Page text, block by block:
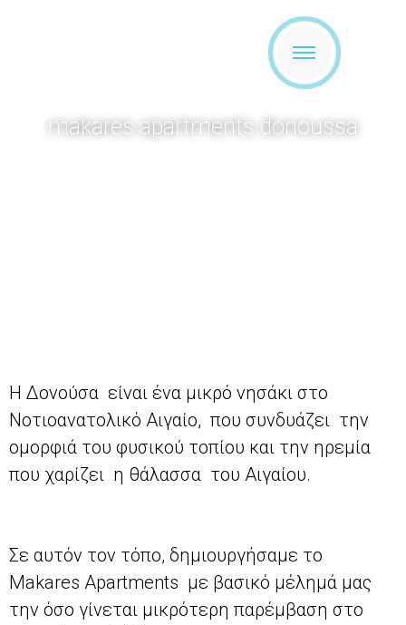
makares apartments donoussa
Η Δονούσα είναι ένα μικρό νησάκι στο
Νοτιοανατολικό Αιγαίο, που συνδυάζει την
ομορφιά του φυσικού τοπίου και την ηρεμία
που χαρίζει η θάλασσα του Αιγαίου.
Σε αυτόν τον τόπο, δημιουργήσαμε το
Makares Apartments με βασικό μέλημά μας
την όσο γίνεται μικρότερη παρέμβαση στο